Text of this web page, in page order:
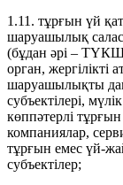
1.11. тұрғын үй
шаруашылық
(бұдан әрі – ТҮКШ
орган,
шаруашылықты
субъектілері,
көппәтерлі
компаниялар,
тұрғын емес үй-
субъектілер;